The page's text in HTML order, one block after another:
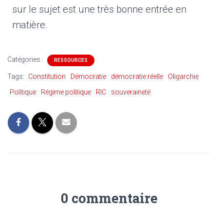
sur le sujet est une très bonne entrée en
matière.
Catégories : RESSOURCES
Tags: Constitution Démocratie démocratie réelle
Oligarchie
Politique
Régime politique RIC souveraineté
0 commentaire